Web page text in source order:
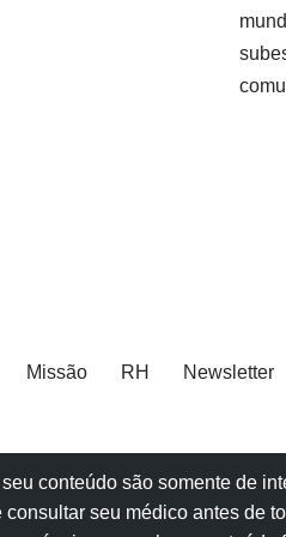
Missão RH Newsletter
conteúdo são somente de
consultar seu médico antes de